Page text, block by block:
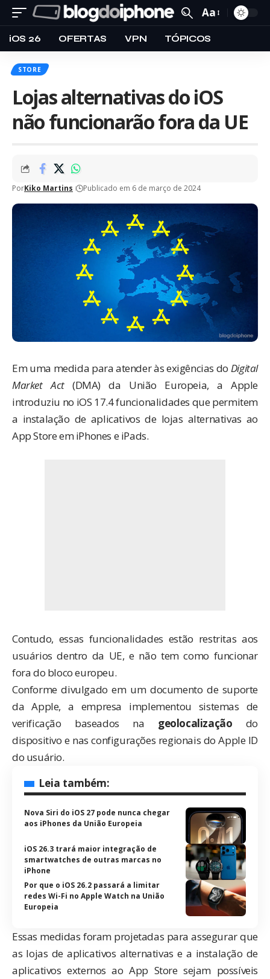
Aa
iOS 26 OFERTAS VPN TÓPICOS
STORE
Lojas alternativas do iOS
não funcionarão fora da UE
PorKiko Martins Publicado em 6 de março de 2024
Em uma medida para atender às exigências do Digital
Market Act(DMA) da União Europeia, a Apple
introduziu no iOS 17.4funcionalidades que permitem
a instalação de aplicativos de lojas alternativas ao
App Store em iPhones e iPads.
Contudo, essas funcionalidades estão restritas aos
usuários dentro da UE, e não tem como funcionar
fora do bloco europeu.
Conforme divulgado em um documento de suporte
da Apple, a empresa implementou sistemas de
verificação baseados na geolocalização do
dispositivo e nas configurações regionais do Apple ID
do usuário.
Leia também:
Nova Siri do iOS 27 pode nunca chegar
aos iPhones da União Europeia
iOS 26.3 trará maior integração de
smartwatches de outras marcas no
iPhone
Por que o iOS 26.2 passará a limitar
redes Wi-Fi no Apple Watch na União
Europeia
Essas medidas foram projetadas para assegurar que
as lojas de aplicativos alternativas e a instalação de
aplicativos externos ao App Store sejam possíveis